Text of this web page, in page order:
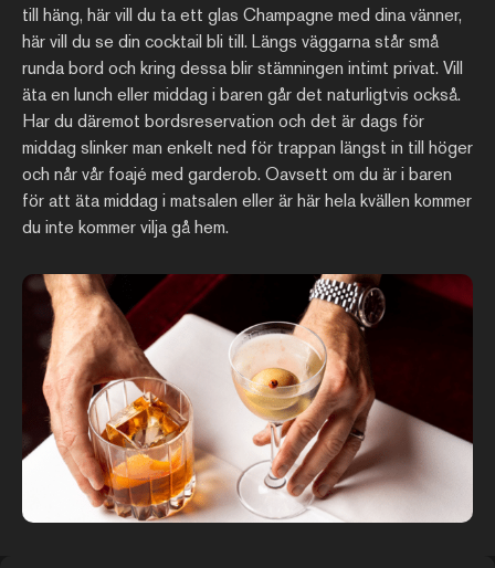
till häng, här vill du ta ett glas Champagne med dina vänner,
här vill du se din cocktail bli till. Längs väggarna står små
runda bord och kring dessa blir stämningen intimt privat. Vill
äta en lunch eller middag i baren går det naturligtvis också.
Har du däremot bordsreservation och det är dags för
middag slinker man enkelt ned för trappan längst in till höger
och når vår foajé med garderob. Oavsett om du är i baren
för att äta middag i matsalen eller är här hela kvällen kommer
du inte kommer vilja gå hem.